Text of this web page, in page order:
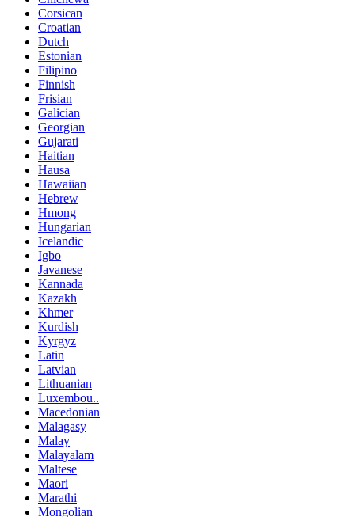
Corsican
Croatian
Dutch
Estonian
Filipino
Finnish
Frisian
Galician
Georgian
Gujarati
Haitian
Hausa
Hawaiian
Hebrew
Hmong
Hungarian
Icelandic
Igbo
Javanese
Kannada
Kazakh
Khmer
Kurdish
Kyrgyz
Latin
Latvian
Lithuanian
Luxembou..
Macedonian
Malagasy
Malay
Malayalam
Maltese
Maori
Marathi
Mongolian